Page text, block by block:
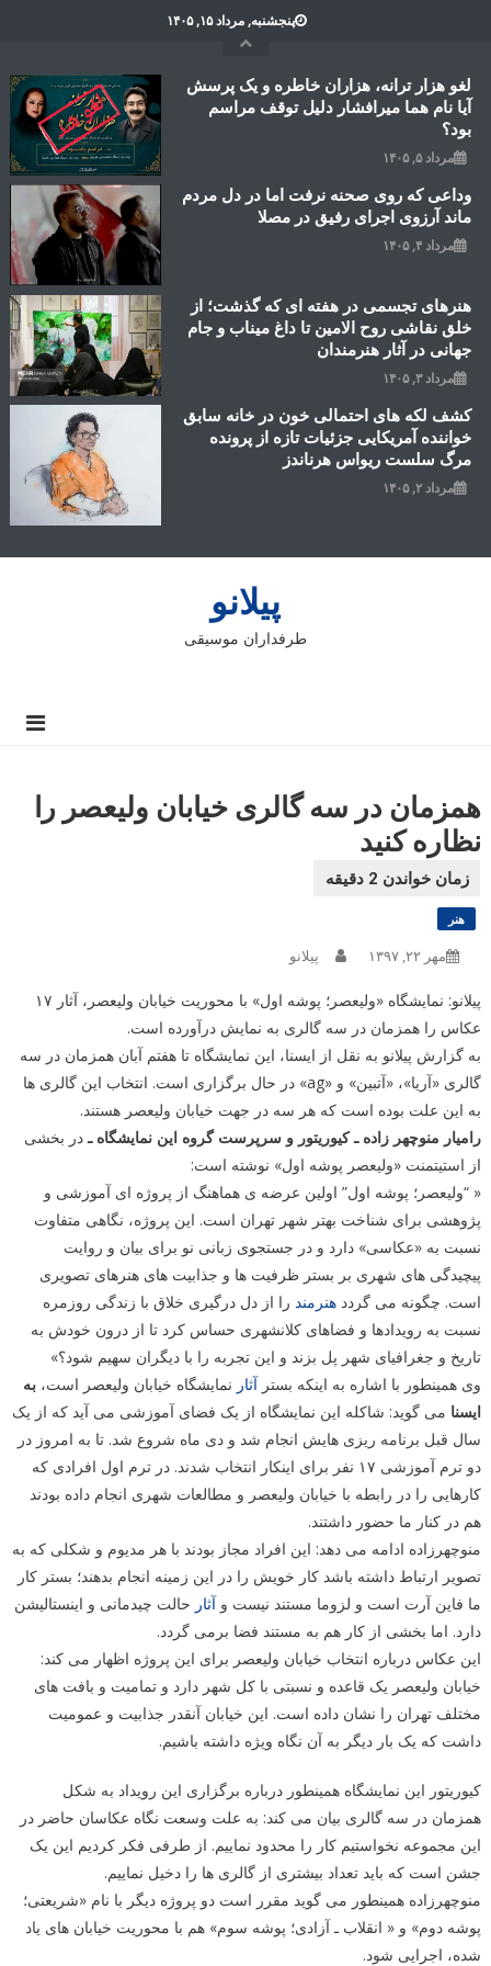
پنجشنبه, مرداد ۱۵, ۱۴۰۵
لغو هزار ترانه، هزاران خاطره و یک پرسش
آیا نام هما میرافشار دلیل توقف مراسم
بود؟
مرداد ۵, ۱۴۰۵
وداعی که روی صحنه نرفت اما در دل مردم
ماند آرزوی اجرای رفیق در مصلا
مرداد ۴, ۱۴۰۵
هنرهای تجسمی در هفته ای که گذشت؛ از
خلق نقاشی روح الامین تا داغ میناب و جام
جهانی در آثار هنرمندان
مرداد ۳, ۱۴۰۵
کشف لکه های احتمالی خون در خانه سابق
خواننده آمریکایی جزئیات تازه از پرونده
مرگ سلست ریواس هرناندز
مرداد ۲, ۱۴۰۵
پیلانو
طرفداران موسیقی
همزمان در سه گالری خیابان ولیعصر را
نظاره کنید
هنر
مهر ۲۲, ۱۳۹۷ پیلانو
پیلانو: نمایشگاه «ولیعصر؛ پوشه اول» با محوریت خیابان ولیعصر، آثار ۱۷
عکاس را همزمان در سه گالری به نمایش درآورده است.
به گزارش پیلانو به نقل از ایسنا، این نمایشگاه تا هفتم آبان همزمان در سه
گالری «آریا»، «آتبین» و «ag» در حال برگزاری است. انتخاب این گالری ها
به این علت بوده است که هر سه در جهت خیابان ولیعصر هستند.
رامیار منوچهر زاده ـ کیوریتور و سرپرست گروه این نمایشگاه ـدر بخشی
از استیتمنت «ولیعصر پوشه اول» نوشته است:
« “ولیعصر؛ پوشه اول” اولین عرضه ی هماهنگ از پروژه ای آموزشی و
پژوهشی برای شناخت بهتر شهر تهران است. این پروژه، نگاهی متفاوت
نسبت به «عکاسی» دارد و در جستجوی زبانی نو برای بیان و روایت
پیچیدگی های شهری بر بستر ظرفیت ها و جذابیت های هنرهای تصویری
است. چگونه می گردد هنرمندرا از دل درگیری خلاق با زندگی روزمره
نسبت به رویدادها و فضاهای کلانشهری حساس کرد تا از درون خودش به
تاریخ و جغرافیای شهر پل بزند و این تجربه را با دیگران سهیم شود؟»
وی همینطور با اشاره به اینکه بستر آثار نمایشگاه خیابان ولیعصر است، به
ایسنا می گوید: شاکله این نمایشگاه از یک فضای آموزشی می آید که از یک
سال قبل برنامه ریزی هایش انجام شد و دی ماه شروع شد. تا به امروز در
دو ترم آموزشی ۱۷ نفر برای اینکار انتخاب شدند. در ترم اول افرادی که
کارهایی را در رابطه با خیابان ولیعصر و مطالعات شهری انجام داده بودند
هم در کنار ما حضور داشتند.
منوچهرزاده ادامه می دهد: این افراد مجاز بودند با هر مدیوم و شکلی که به
تصویر ارتباط داشته باشد کار خویش را در این زمینه انجام بدهند؛ بستر کار
ما فاین آرت است و لزوما مستند نیست و آثار حالت چیدمانی و اینستالیشن
دارد. اما بخشی از کار هم به مستند فضا برمی گردد.
این عکاس درباره انتخاب خیابان ولیعصر برای این پروژه اظهار می کند:
خیابان ولیعصر یک قاعده و نسبتی با کل شهر دارد و تمامیت و بافت های
مختلف تهران را نشان داده است. این خیابان آنقدر جذابیت و عمومیت
داشت که یک بار دیگر به آن نگاه ویژه داشته باشیم.
کیوریتور این نمایشگاه همینطور درباره برگزاری این رویداد به شکل
همزمان در سه گالری بیان می کند: به علت وسعت نگاه عکاسان حاضر در
این مجموعه نخواستیم کار را محدود نماییم. از طرفی فکر کردیم این یک
جشن است که باید تعداد بیشتری از گالری ها را دخیل نماییم.
منوچهرزاده همینطور می گوید مقرر است دو پروژه دیگر با نام «شریعتی؛
پوشه دوم» و « انقلاب ـ آزادی؛ پوشه سوم» هم با محوریت خیابان های یاد
شده، اجرایی شود.